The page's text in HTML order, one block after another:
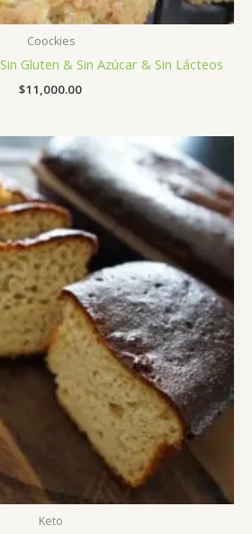
Coockies
Gluten & Sin Azúcar & Sin Lácteos
$11,000.00
Keto